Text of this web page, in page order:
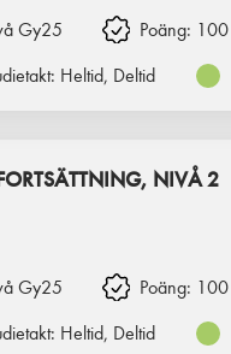
Gy25 Poäng: 100
Heltid, Deltid
NIVÅ 2
Gy25 Poäng: 100
Heltid, Deltid